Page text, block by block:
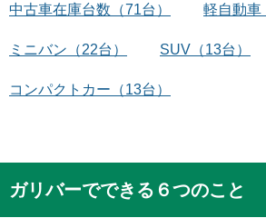
中古車在庫台数 （71台） 軽自動車
ミニバン （22台） SUV （13台）
コンパクトカー （13台）
ガリバーでできる６つのこと